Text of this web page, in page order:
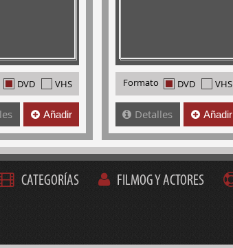
DVD VHS
Añadir
Formato DVD VHS
Detalles Añadir
CATEGORÍAS FILMOG Y ACTORES